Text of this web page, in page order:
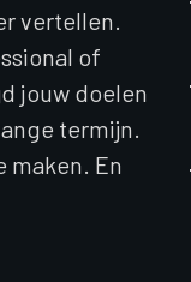
vertellen.
of
jouw doelen
termijn.
maken. En